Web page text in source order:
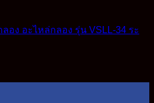
อง อะไหล่กลอง รุ่น VSLL-34 ระ